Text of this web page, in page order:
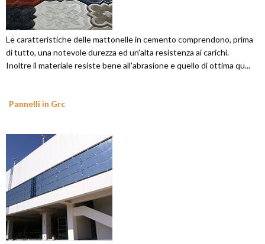
Le caratteristiche delle mattonelle in cemento comprendono, prima
di tutto, una notevole durezza ed un'alta resistenza ai carichi.
Inoltre il materiale resiste bene all'abrasione e quello di ottima qu...
Pannelli in Grc